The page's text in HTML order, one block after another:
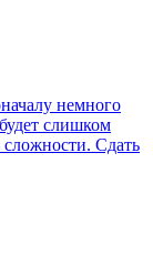
немного
слишком
сложности. Сдать